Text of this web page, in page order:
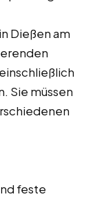
Dießen am
Sie müssen
feste